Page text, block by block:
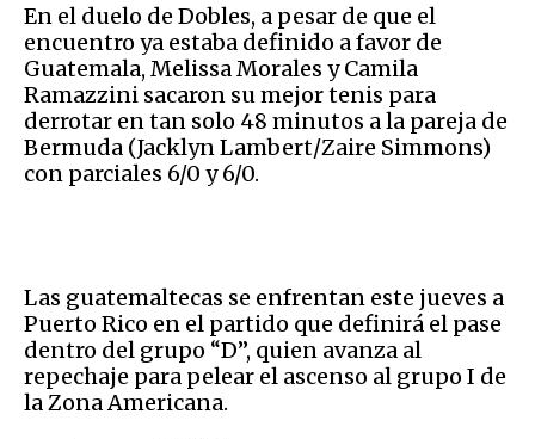
En el duelo de Dobles, a pesar de que el
encuentro ya estaba definido a favor de
Guatemala, Melissa Morales y Camila
Ramazzini sacaron su mejor tenis para
derrotar en tan solo 48 minutos a la pareja de
Bermuda (Jacklyn Lambert/Zaire Simmons)
con parciales 6/0 y 6/0.
Las guatemaltecas se enfrentan este jueves a
Puerto Rico en el partido que definirá el pase
dentro del grupo “D”, quien avanza al
repechaje para pelear el ascenso al grupo I de
la Zona Americana.